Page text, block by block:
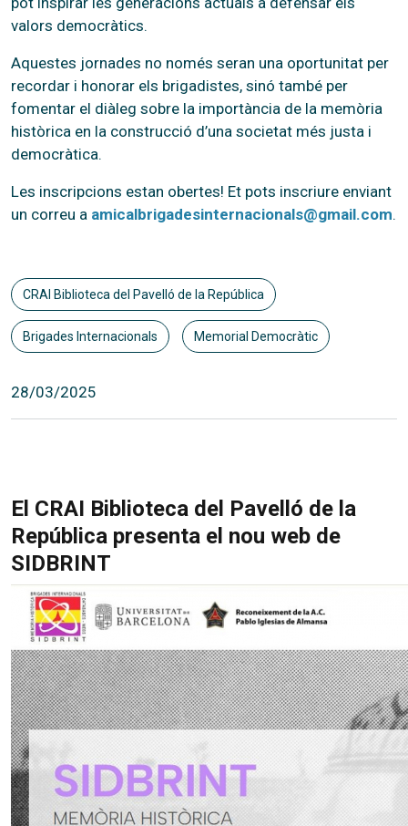
valors democràtics.
Aquestes jornades no només seran una oportunitat per
recordar i honorar els brigadistes, sinó també per
fomentar el diàleg sobre la importància de la memòria
històrica en la construcció d’una societat més justa i
democràtica.
Les inscripcions estan obertes! Et pots inscriure enviant
un correu a amicalbrigadesinternacionals@gmail.com.
CRAI Biblioteca del Pavelló de la República
Brigades Internacionals Memorial Democràtic
28/03/2025
El CRAI Biblioteca del Pavelló de la
República presenta el nou web de
SIDBRINT